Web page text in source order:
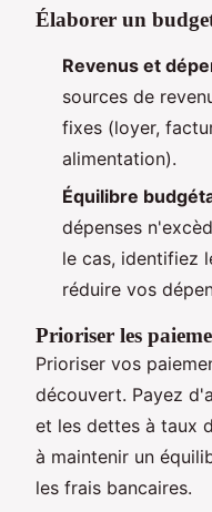
Élaborer un
Revenus et
sources de
fixes (loyer,
alimentation).
Équilibre
dépenses
le cas, identifiez
réduire vos
Prioriser les
Prioriser vos
découvert. Payez
et les dettes à taux
à maintenir un
les frais bancaires.